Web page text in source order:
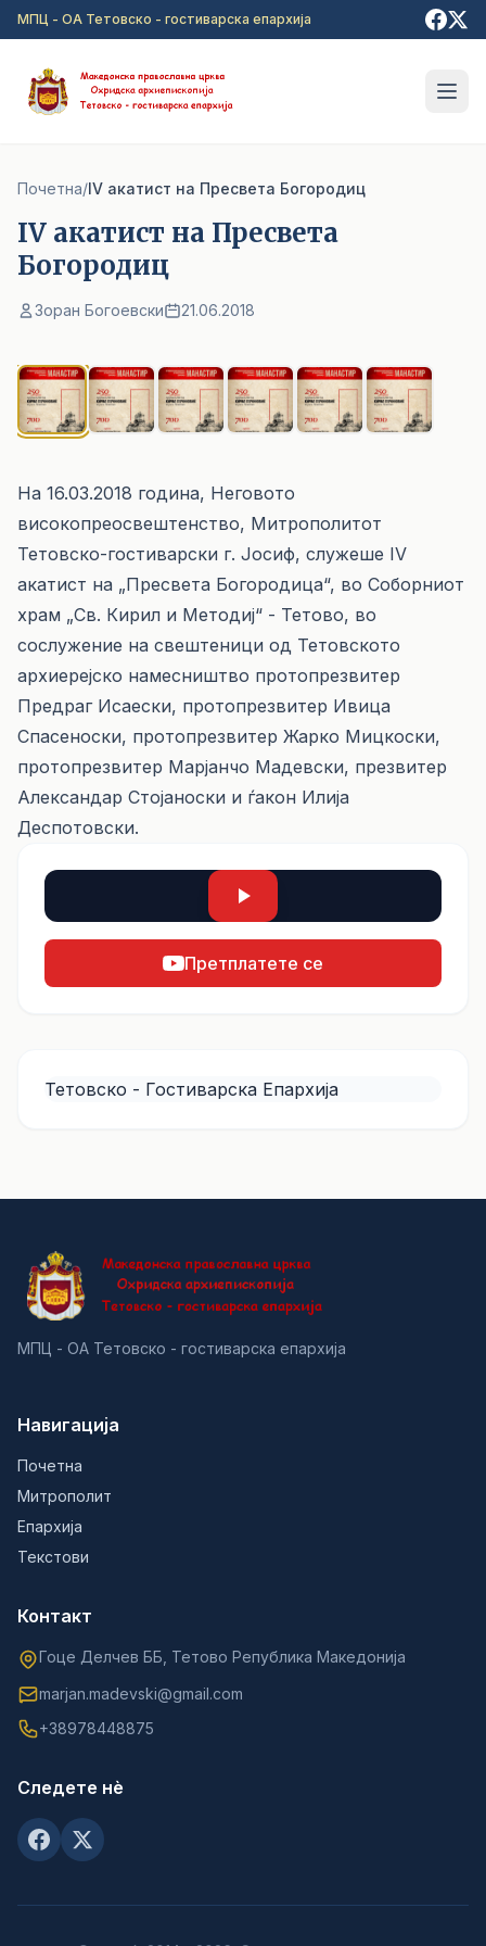
Прејди на главна содржина
МПЦ - ОА Тетовско - гостиварска епархија
Почетна/IV акатист на Пресвета Богородиц
IV акатист на Пресвета
Богородиц
Зоран Богоевски 21.06.2018
На 16.03.2018 година, Неговото
високопреосвештенство, Митрополитот
Тетовско-гостиварски г. Јосиф, служeше IV
акатист на „Пресвета Богородица“, во Соборниот
храм „Св. Кирил и Методиј“ - Тетово, во
сослужение на свештеници од Тетовското
архиерејско намесништво протопрезвитер
Предраг Исаески, протопрезвитер Ивица
Спасеноски, протопрезвитер Жарко Мицкоски,
протопрезвитер Марјанчо Мадевски, презвитер
Александар Стојаноски и ѓакон Илија
Деспотовски.
Претплатете се
Тетовско - Гостиварска Епархија
МПЦ - ОА Тетовско - гостиварска епархија
Навигација
Почетна
Митрополит
Епархија
Текстови
Контакт
Гоце Делчев ББ, Тетово Република Македонија
marjan.madevski@gmail.com
+38978448875
Следете нè